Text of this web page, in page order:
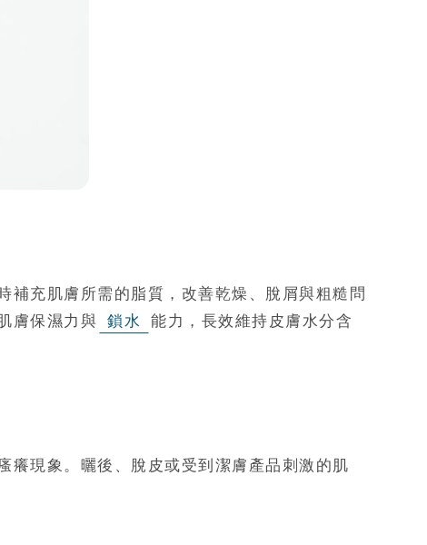
充肌膚所需的脂質，改善乾燥、脫屑與粗糙問
膚保濕力與 鎖水 能力，長效維持皮膚水分含
癢現象。曬後、脫皮或受到潔膚產品刺激的肌